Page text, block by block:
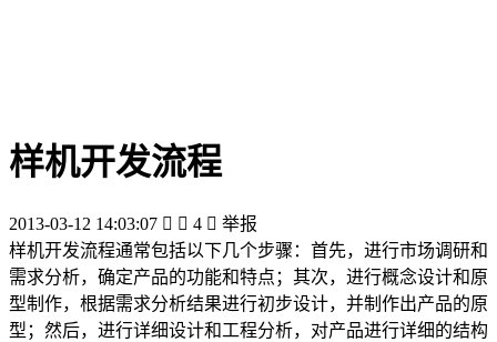
样机开发流程
2013-03-12 14:03:07   4  举报
样机开发流程通常包括以下几个步骤：首先，进行市场调研和
需求分析，确定产品的功能和特点；其次，进行概念设计和原
型制作，根据需求分析结果进行初步设计，并制作出产品的原
型；然后，进行详细设计和工程分析，对产品进行详细的结构